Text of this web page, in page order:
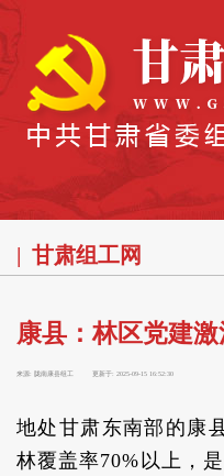
甘肃组工网
康县：林区党建
来源: 陇南康县组工 更新于: 2025-09-15 16:52:30
地处甘肃东南部的康
林覆盖率70%以上，